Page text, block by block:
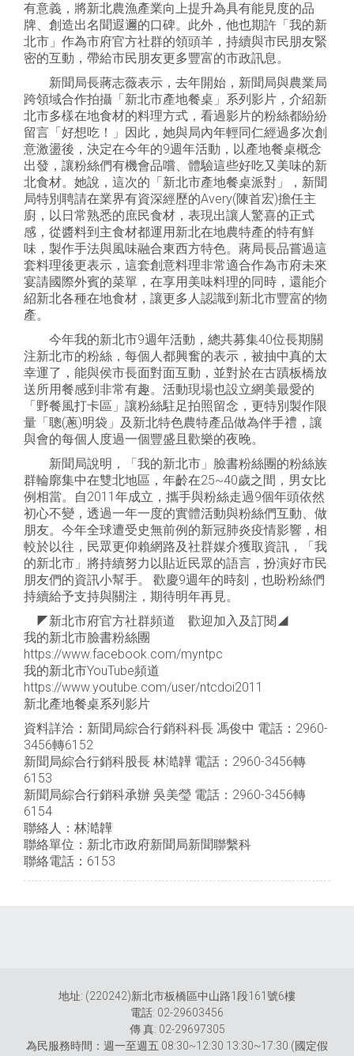
有意義，將新北農漁產業向上提升為具有能見度的品
牌、創造出名聞遐邇的口碑。此外，他也期許「我的新
北市」作為市府官方社群的領頭羊，持續與市民朋友緊
密的互動，帶給市民朋友更多豐富的市政訊息。
新聞局長蔣志薇表示，去年開始，新聞局與農業局
跨領域合作拍攝「新北市產地餐桌」系列影片，介紹新
北市多樣在地食材的料理方式，看過影片的粉絲都紛紛
留言「好想吃！」因此，她與局內年輕同仁經過多次創
意激盪後，決定在今年的9週年活動，以產地餐桌概念
出發，讓粉絲們有機會品嚐、體驗這些好吃又美味的新
北食材。她說，這次的「新北市產地餐桌派對」，新聞
局特別聘請在業界有資深經歷的Avery(陳首宏)擔任主
廚，以日常熟悉的庶民食材，表現出讓人驚喜的正式
感，從醬料到主食材都運用新北在地農特產的特有鮮
味，製作手法與風味融合東西方特色。蔣局長品嘗過這
套料理後更表示，這套創意料理非常適合作為市府未來
宴請國際外賓的菜單，在享用美味料理的同時，還能介
紹新北各種在地食材，讓更多人認識到新北市豐富的物
產。
今年我的新北市9週年活動，總共募集40位長期關
注新北市的粉絲，每個人都興奮的表示，被抽中真的太
幸運了，能與侯市長面對面互動，並對於在古蹟板橋放
送所用餐感到非常有趣。活動現場也設立網美最愛的
「野餐風打卡區」讓粉絲駐足拍照留念，更特別製作限
量「聰(蔥)明袋」及新北特色農特產品做為伴手禮，讓
與會的每個人度過一個豐盛且歡樂的夜晚。
新聞局說明，「我的新北市」臉書粉絲團的粉絲族
群輪廓集中在雙北地區，年齡在25~40歲之間，男女比
例相當。自2011年成立，攜手與粉絲走過9個年頭依然
初心不變，透過一年一度的實體活動與粉絲們互動、做
朋友。今年全球遭受史無前例的新冠肺炎疫情影響，相
較於以往，民眾更仰賴網路及社群媒介獲取資訊，「我
的新北市」將持續努力以貼近民眾的語言，扮演好市民
朋友們的資訊小幫手。 歡慶9週年的時刻，也盼粉絲們
持續給予支持與關注，期待明年再見。
◤新北市府官方社群頻道 歡迎加入及訂閱◢
我的新北市臉書粉絲團
https://www.facebook.com/myntpc
我的新北市YouTube頻道
https://www.youtube.com/user/ntcdoi2011
新北產地餐桌系列影片
資料詳洽：新聞局綜合行銷科科長 馮俊中 電話：2960-
3456轉6152
新聞局綜合行銷科股長 林澔韡 電話：2960-3456轉
6153
新聞局綜合行銷科承辦 吳美瑩 電話：2960-3456轉
6154
聯絡人：林澔韡
聯絡單位：新北市政府新聞局新聞聯繫科
聯絡電話：6153
地址: (220242)新北市板橋區中山路1段161號6樓
電話: 02-29603456
傳 真: 02-29697305
為民服務時間：週一至週五 08:30~12:30 13:30~17:30 (國定假